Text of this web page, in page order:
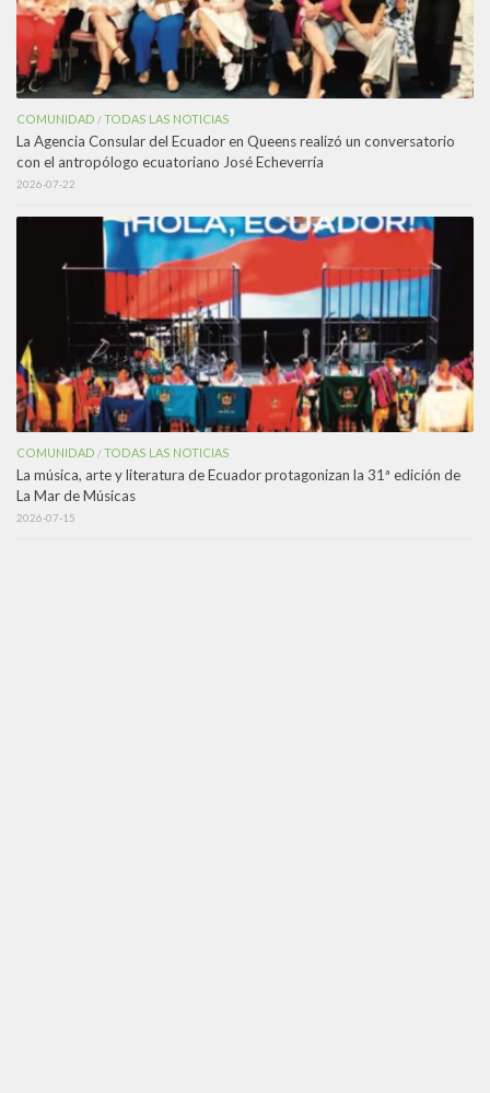
COMUNIDAD /TODAS LAS NOTICIAS
La Agencia Consular del Ecuador en Queens realizó un conversatorio
con el antropólogo ecuatoriano José Echeverría
2026-07-22
COMUNIDAD /TODAS LAS NOTICIAS
La música, arte y literatura de Ecuador protagonizan la 31ª edición de
La Mar de Músicas
2026-07-15